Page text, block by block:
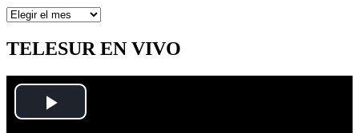
Artículos
mes
TELESUR EN VIVO